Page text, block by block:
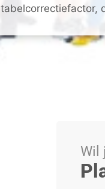
tabelcorrectiefactor,
Wil